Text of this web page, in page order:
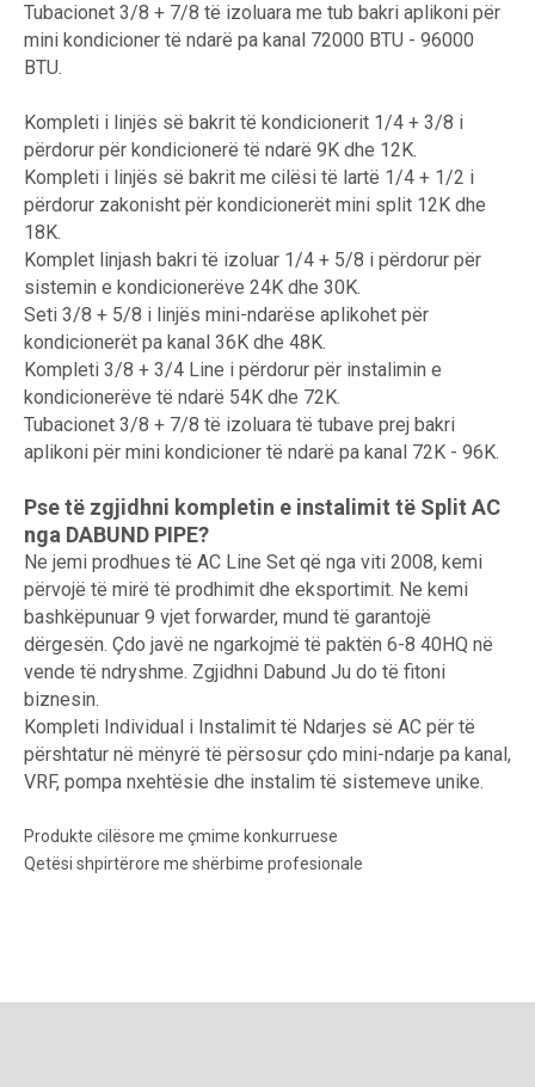
Tubacionet 3/8 + 7/8 të izoluara me tub bakri aplikoni për
mini kondicioner të ndarë pa kanal 72000 BTU - 96000
BTU.
Kompleti i linjës së bakrit të kondicionerit 1/4 + 3/8 i
përdorur për kondicionerë të ndarë 9K dhe 12K.
Kompleti i linjës së bakrit me cilësi të lartë 1/4 + 1/2 i
përdorur zakonisht për kondicionerët mini split 12K dhe
18K.
Komplet linjash bakri të izoluar 1/4 + 5/8 i përdorur për
sistemin e kondicionerëve 24K dhe 30K.
Seti 3/8 + 5/8 i linjës mini-ndarëse aplikohet për
kondicionerët pa kanal 36K dhe 48K.
Kompleti 3/8 + 3/4 Line i përdorur për instalimin e
kondicionerëve të ndarë 54K dhe 72K.
Tubacionet 3/8 + 7/8 të izoluara të tubave prej bakri
aplikoni për mini kondicioner të ndarë pa kanal 72K - 96K.
Pse të zgjidhni kompletin e instalimit të Split AC
nga DABUND PIPE?
Ne jemi prodhues të AC Line Set që nga viti 2008, kemi
përvojë të mirë të prodhimit dhe eksportimit. Ne kemi
bashkëpunuar 9 vjet forwarder, mund të garantojë
dërgesën. Çdo javë ne ngarkojmë të paktën 6-8 40HQ në
vende të ndryshme. Zgjidhni Dabund Ju do të fitoni
biznesin.
Kompleti Individual i Instalimit të Ndarjes së AC për të
përshtatur në mënyrë të përsosur çdo mini-ndarje pa kanal,
VRF, pompa nxehtësie dhe instalim të sistemeve unike.
Produkte cilësore me çmime konkurruese
Qetësi shpirtërore me shërbime profesionale